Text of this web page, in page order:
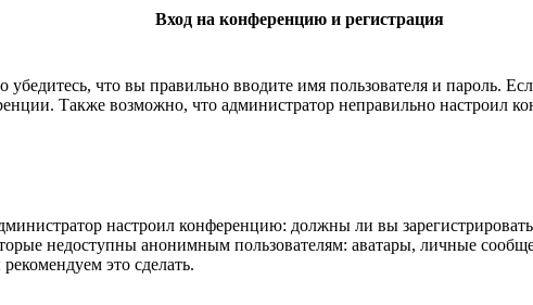
Вход на конференцию и регистрация
что вы правильно вводите имя пользователя и пароль.
Также возможно, что администратор неправильно настроил
настроил конференцию: должны ли вы
недоступны анонимным пользователям: аватары, личные
это сделать.